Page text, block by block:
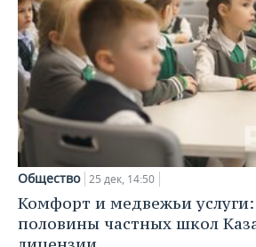
Общество 25 дек, 14:50
Комфорт и медвежьи
половины частных школ